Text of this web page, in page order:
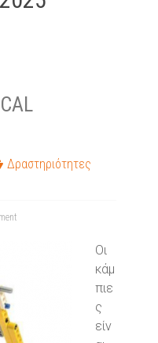
Δραστηριότητες
Οι
κάμ
πιε
ς
είν